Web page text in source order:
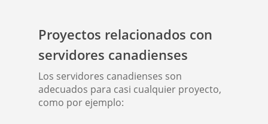
Proyectos relacionados con
servidores canadienses
Los servidores canadienses son
adecuados para casi cualquier proyecto,
como por ejemplo: